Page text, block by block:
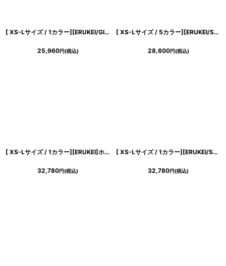
[ XS-Lサイズ / 1カラー][ERUKEI/GINZA COUTURE]プリント・リゾート柄・花柄・サテン・切替・ハイウエスト・Aライン・ロングドレス[送料無料]
25,960円(税込)
[ XS-Lサイズ / 5カラー][ERUKEI/SETTAN]花柄・ラメ・ノースリーブ・フレア・Aライン・ロングドレス[送料無料]
28,600円(税込)
[ XS-Lサイズ / 1カラー][ERUKEI]ホワイト・総レース・ハイネック・ノースリーブ・マーメイド・ロングドレス[薗田杏奈着用][送料無料]
32,780円(税込)
[ XS-Lサイズ / 1カラー][ERUKEI/SETTAN]ノースリーブ・バイカラー・花柄・切替・ハイウエスト・フレア・Aライン・ロングドレス[送料無料]
32,780円(税込)